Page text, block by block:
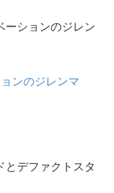
ションのジレン
ンのジレンマ
デファクトスタ